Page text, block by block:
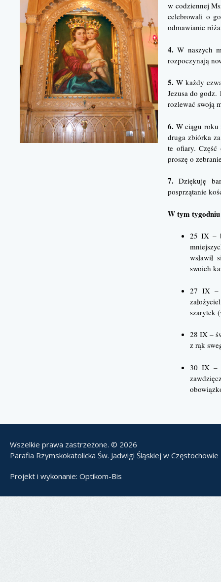
w codziennej
celebrowali o
odmawianie
4. W naszych
rozpoczynają
5. W każdy
Jezusa do godz.
rozlewać swoją
6. W ciągu roku
druga zbiórka
te ofiary. Część
proszę o
7. Dziękuję
posprzątanie
W tym
25 IX –
wsławił
swoich
27 IX –
szarytek
28 IX –
z rąk
30 IX –
Wszelkie prawa zastrzeżone. © 2026
Parafia Rzymskokatolicka Św. Jadwigi Śląskiej w Częstochowie
Projekt i wykonanie: Optikom-Bis